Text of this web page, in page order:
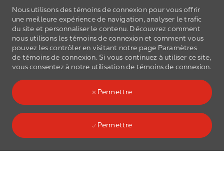
Nous utilisons des témoins de connexion pour vous offrir
une meilleure expérience de navigation, analyser le trafic
du site et personnaliser le contenu. Découvrez comment
nous utilisons les témoins de connexionet comment vous
pouvez les contrôler en visitant notre page Paramètres
de témoins de connexion. Si vous continuez à utiliser ce site,
vous consentez à notre utilisation de témoins de connexion.
Permettre
Permettre
Skip to main content
(0)